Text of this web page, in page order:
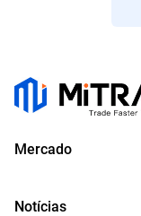
Mercado
Notícias